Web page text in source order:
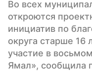
Во всех
откроются
инициатив по
округа старше 16
участие в
Ямал», сообщила